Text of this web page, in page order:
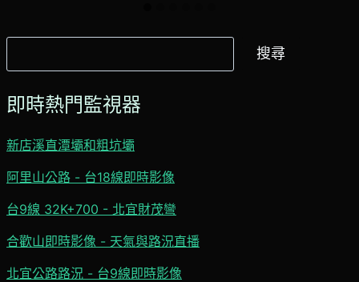
尋
搜尋
即時熱門監視器
新店溪直潭壩和粗坑壩
阿里山公路 - 台18線即時影像
台9線 32K+700 - 北宜財茂彎
合歡山即時影像 - 天氣與路況直播
北宜公路路況 - 台9線即時影像